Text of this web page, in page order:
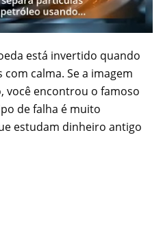
está invertido quando
calma. Se a imagem
você encontrou o famoso
de falha é muito
estudam dinheiro antigo